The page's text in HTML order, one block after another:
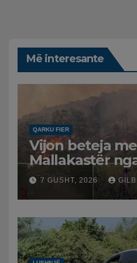
Më interesante
QARKU FIER
Vijon beteja
Mallakastër
nga ajri me dy
7 GUSHT, 2026